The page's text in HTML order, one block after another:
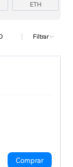
ETH
| Filtrar
Comprar